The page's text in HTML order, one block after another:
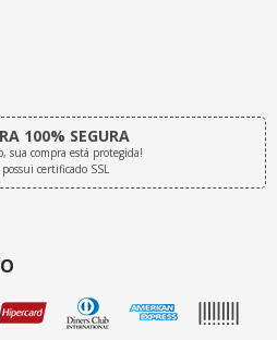
100% SEGURA
sua compra está protegida!
certificado SSL